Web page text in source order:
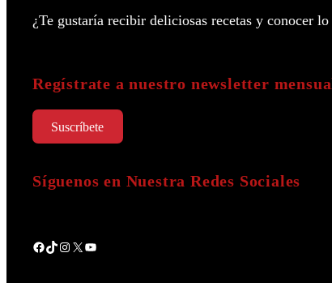
¿Te gustaría recibir deliciosas recetas y conocer
Regístrate a nuestro newsletter
Suscríbete
Síguenos en Nuestra Redes Sociales
Facebook
TikTok
Instagram
X YouTube